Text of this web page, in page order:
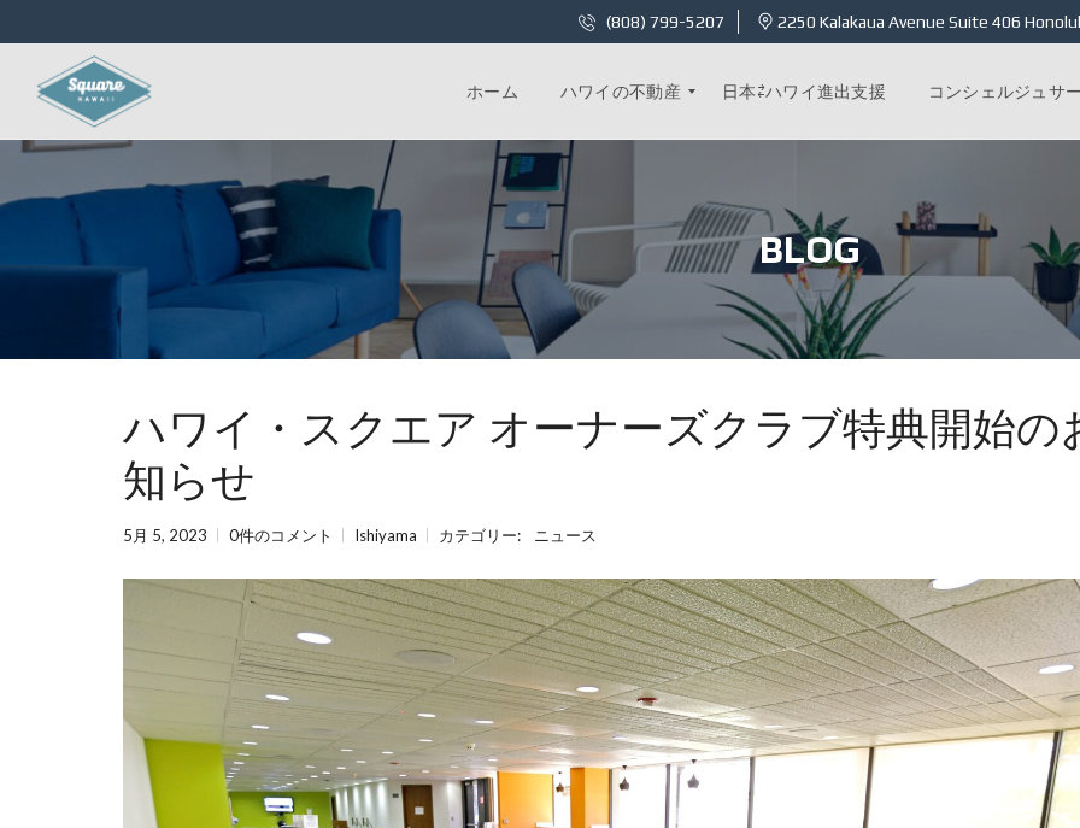
(808) 799-5207 2250 Kalakaua Avenue Suite 406
ホーム ハワイの不動産
カ
イ
ニ
8
C
ャ
ト
ッ
ド
／
2
バ
ス
–
賃
貸
物
件
日本⇄ハワイ進出支援 コンシェルジュサ
BLOG
ハワイ・スクエア オーナーズクラブ特典開始の
知らせ
5月 5, 2023 0件のコメント Ishiyama カテゴリー: ニュース